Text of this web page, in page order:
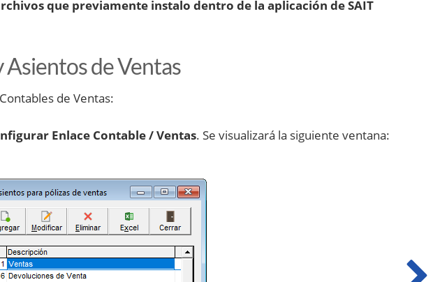
que previamente instalo dentro de la aplicación de SAIT
Asientos de Ventas
de Ventas:
Enlace Contable / Ventas. Se visualizará la siguiente ventana: